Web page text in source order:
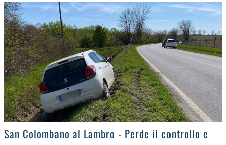
>
San Colombano al Lambro - Perde il controllo e